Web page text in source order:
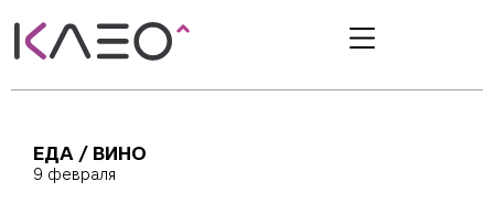
ЕДА / ВИНО
9 февраля